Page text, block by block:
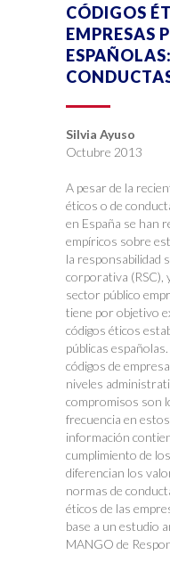
CÓDIGOS
EMPRESAS
Silvia Ayuso
Octubre 2013
A pesar de la
éticos o de
en España se han
empíricos sobre
la responsabilidad
corporativa (RSC),
sector público
tiene por objetivo
códigos éticos
públicas
códigos de
niveles
compromisos son
frecuencia en
información
cumplimiento de
diferencian los
normas de
éticos de las
base a un estudio
MANGO de